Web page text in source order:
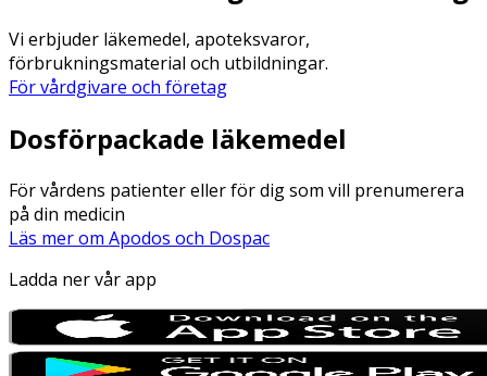
Vi erbjuder läkemedel, apoteksvaror,
förbrukningsmaterial och utbildningar.
För vårdgivare och företag
Dosförpackade läkemedel
För vårdens patienter eller för dig som vill prenumerera
på din medicin
Läs mer om Apodos och Dospac
Ladda ner vår app